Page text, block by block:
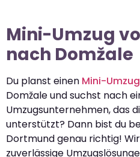
Mini-Umzug
nach Domžale
Du planst einen Mini-Umzug
Domžale und suchst nach
Umzugsunternehmen, das
unterstützt? Dann bist du
Dortmund genau richtig!
zuverlässige